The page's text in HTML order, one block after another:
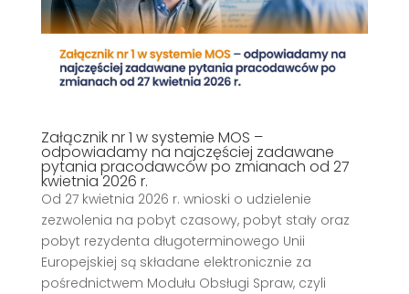
Załącznik nr 1 w systemie MOS –
odpowiadamy na najczęściej zadawane
pytania pracodawców po zmianach od 27
kwietnia 2026 r.
Od 27 kwietnia 2026 r. wnioski o udzielenie
zezwolenia na pobyt czasowy, pobyt stały oraz
pobyt rezydenta długoterminowego Unii
Europejskiej są składane elektronicznie za
pośrednictwem Modułu Obsługi Spraw, czyli